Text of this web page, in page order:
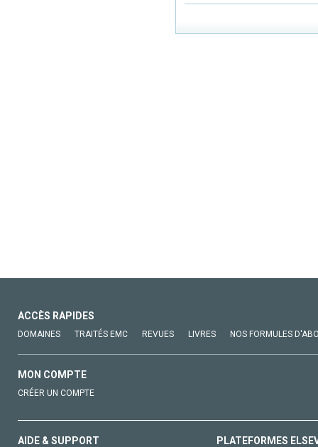
ACCÈS RAPIDES
DOMAINES TRAITÉS EMC REVUES LIVRES NOS FORMULES
MON COMPTE
CRÉER UN COMPTE
AIDE & SUPPORT PLATEFORMES